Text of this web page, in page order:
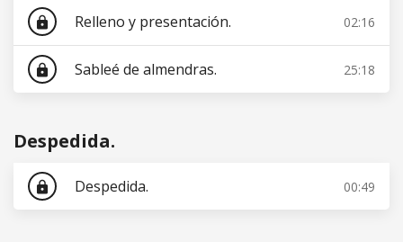
lock Relleno y presentación. 02:16
lock Sableé de almendras. 25:18
Despedida.
lock Despedida. 00:49